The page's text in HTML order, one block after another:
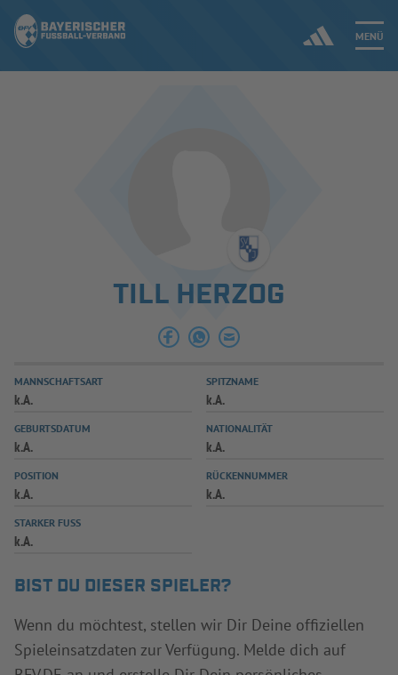
MENÜ
SPIELBETRIEB & VERBANDSLEBEN
AUSBILDUNG & FÖRDERUNG
SPIELPLUS
TILL HERZOG
MANNSCHAFTSART
k.A.
SPITZNAME
k.A.
GEBURTSDATUM
k.A.
NATIONALITÄT
k.A.
POSITION
k.A.
RÜCKENNUMMER
k.A.
STARKER FUSS
k.A.
BIST DU DIESER SPIELER?
Wenn du möchtest, stellen wir Dir Deine offiziellen
Spieleinsatzdaten zur Verfügung. Melde dich auf